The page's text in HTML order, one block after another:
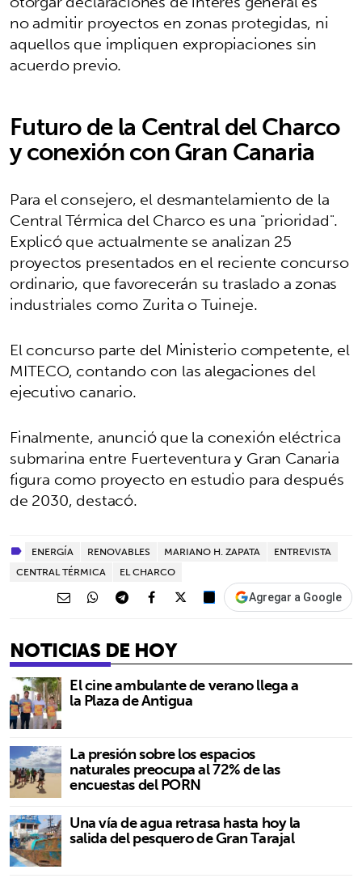
no admitir proyectos en zonas protegidas, ni
aquellos que impliquen expropiaciones sin
acuerdo previo.
Futuro de la Central del Charco
y conexión con Gran Canaria
Para el consejero, el desmantelamiento de la
Central Térmica del Charco es una "prioridad".
Explicó que actualmente se analizan 25
proyectos presentados en el reciente concurso
ordinario, que favorecerán su traslado a zonas
industriales como Zurita o Tuineje.
El concurso parte del Ministerio competente, el
MITECO, contando con las alegaciones del
ejecutivo canario.
Finalmente, anunció que la conexión eléctrica
submarina entre Fuerteventura y Gran Canaria
figura como proyecto en estudio para después
de 2030, destacó.
ENERGÍA RENOVABLES MARIANO H. ZAPATA
ENTREVISTA
CENTRAL TÉRMICA
EL CHARCO
Agregar a Google
NOTICIAS DE HOY
El cine ambulante de verano llega a
la Plaza de Antigua
La presión sobre los espacios
naturales preocupa al 72% de las
encuestas del PORN
Una vía de agua retrasa hasta hoy la
salida del pesquero de Gran Tarajal